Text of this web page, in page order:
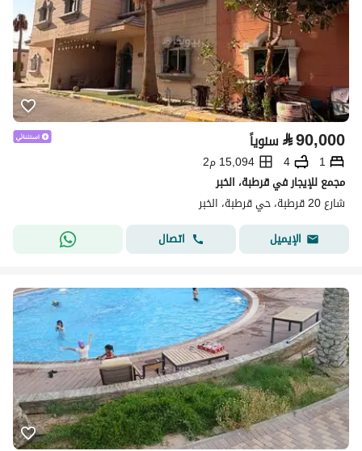
⃁90,000 سنوياً
1
4
15,094 م2
مجمع للإيجار في قرطبة، الخبر
شارع 20 قرطبة، حي قرطبة، الخبر
الإيميل
اتصال